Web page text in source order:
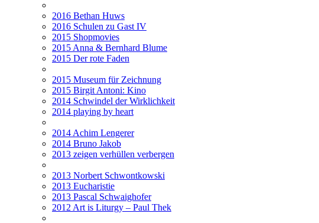
2016 Bethan Huws
2016 Schulen zu Gast IV
2015 Shopmovies
2015 Anna & Bernhard Blume
2015 Der rote Faden
2015 Museum für Zeichnung
2015 Birgit Antoni: Kino
2014 Schwindel der Wirklichkeit
2014 playing by heart
2014 Achim Lengerer
2014 Bruno Jakob
2013 zeigen verhüllen verbergen
2013 Norbert Schwontkowski
2013 Eucharistie
2013 Pascal Schwaighofer
2012 Art is Liturgy – Paul Thek